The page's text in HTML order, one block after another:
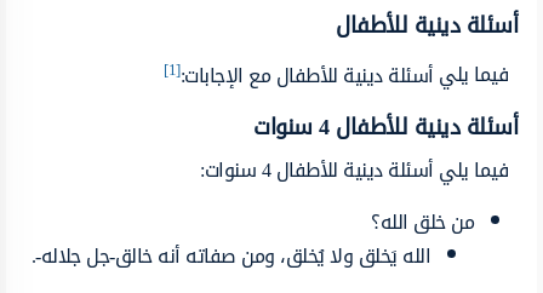
أسئلة دينية للأطفال
فيما يليأسئلة دينية للأطفال مع الإجابات:[1]
أسئلة دينية للأطفال 4 سنوات
فيما يلي أسئلة دينية للأطفال 4 سنوات:
من خلق الله؟
الله يَخلق ولا يُخلق، ومن صفاته أنه خالق-جل جلاله-.